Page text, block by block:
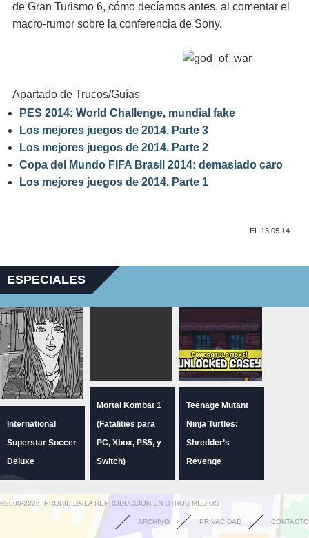
de Gran Turismo 6, cómo decíamos antes, al comentar el
macro-rumor sobre la conferencia de Sony.
Apartado de Trucos/Guías
PES 2014: World Challenge, mundial fake
Los mejores juegos de 2014. Parte 3
Los mejores juegos de 2014. Parte 2
Copa del Mundo FIFA Brasil 2014: demasiado caro
Los mejores juegos de 2014. Parte 1
EL 13.05.14
ESPECIALES
International
Superstar Soccer
Deluxe
Mortal Kombat 1
(Fatalities para
PC, Xbox, PS5, y
Switch)
Teenage Mutant
Ninja Turtles:
Shredder’s
Revenge
©2000-2026. PROHIBIDA LA REPRODUCCIÓN EN OTROS MEDIOS
ARCHIVO PRIVACIDAD CONTACTO